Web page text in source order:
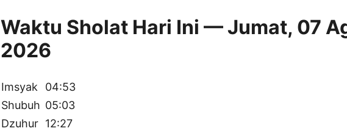
Waktu Sholat Hari Ini — Jumat, 07
2026
Imsyak
04:53
Shubuh 05:03
Dzuhur 12:27